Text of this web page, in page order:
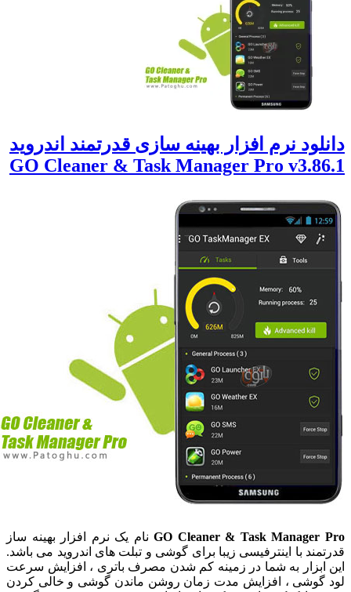
نرم افزار بهینه سازی قدرتمند اندروید
GO Cleaner & Task Manager Pro
GO Cleaner & Task Managerنام یک نرم افزار بهینه ساز
با اینترفیسی زیبا برای گوشی و تبلت های اندروید می باشد.
ابزار به شما در زمینه کم شدن مصرف باتری ، افزایش سرعت
گوشی ، افزایش مدت زمان روشن ماندن گوشی و خالی کردن